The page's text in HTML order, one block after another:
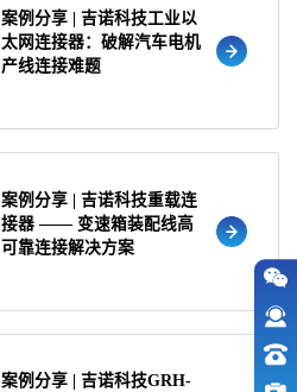
案例分享 | 吉诺科技工业以
太网连接器：破解汽车电机
产线连接难题
案例分享 | 吉诺科技重载连
接器 —— 变速箱装配线高
可靠连接解决方案
案例分享 | 吉诺科技GRH-